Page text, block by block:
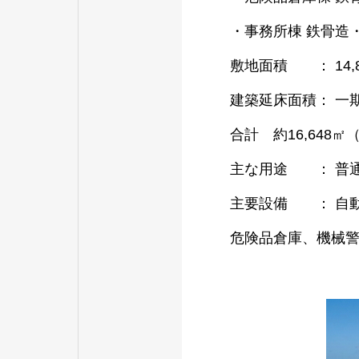
・事務所棟 鉄骨造
敷地面積 ：
建築延床面積：
合計 約16,648㎡
主な用途 ： 普通
主要設備 ： 自動
危険品倉庫、機械